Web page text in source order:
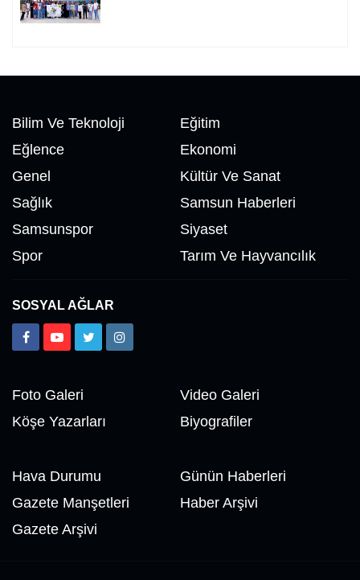
Bilim Ve Teknoloji
Eğitim
Eğlence
Ekonomi
Genel
Kültür Ve Sanat
Sağlık
Samsun Haberleri
Samsunspor
Siyaset
Spor
Tarım Ve Hayvancılık
SOSYAL AĞLAR
Foto Galeri
Video Galeri
Köşe Yazarları
Biyografiler
Hava Durumu
Günün Haberleri
Gazete Manşetleri
Haber Arşivi
Gazete Arşivi